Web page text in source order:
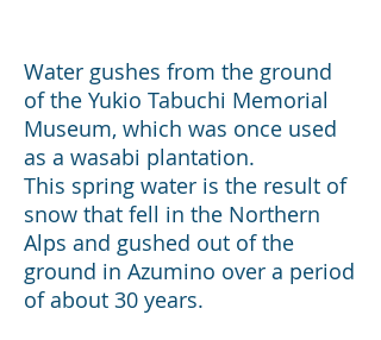
Water gushes from the ground
of the Yukio Tabuchi Memorial
Museum, which was once used
as a wasabi plantation.
This spring water is the result of
snow that fell in the Northern
Alps and gushed out of the
ground in Azumino over a period
of about 30 years.